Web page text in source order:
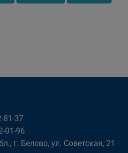
81-37
01-96
г. Белово, ул. Советская, 21